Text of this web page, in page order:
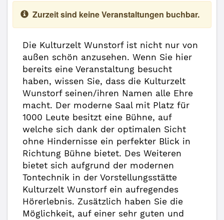
Zurzeit sind keine Veranstaltungen buchbar.
Die Kulturzelt Wunstorf ist nicht nur von
außen schön anzusehen. Wenn Sie hier
bereits eine Veranstaltung besucht
haben, wissen Sie, dass die Kulturzelt
Wunstorf seinen/ihren Namen alle Ehre
macht. Der moderne Saal mit Platz für
1000 Leute besitzt eine Bühne, auf
welche sich dank der optimalen Sicht
ohne Hindernisse ein perfekter Blick in
Richtung Bühne bietet. Des Weiteren
bietet sich aufgrund der modernen
Tontechnik in der Vorstellungsstätte
Kulturzelt Wunstorf ein aufregendes
Hörerlebnis. Zusätzlich haben Sie die
Möglichkeit, auf einer sehr guten und